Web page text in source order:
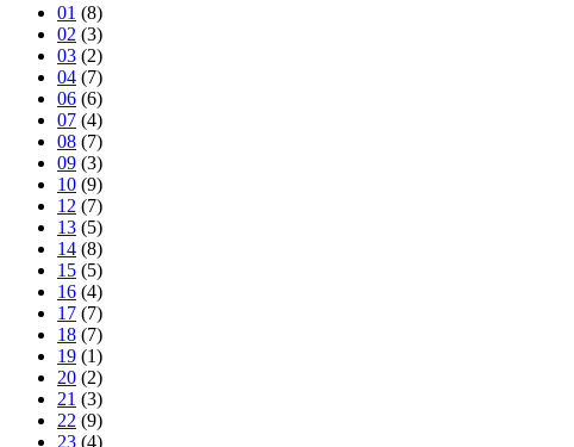
01 (8)
02 (3)
03 (2)
04 (7)
06 (6)
07 (4)
08 (7)
09 (3)
10 (9)
12 (7)
13 (5)
14 (8)
15 (5)
16 (4)
17 (7)
18 (7)
19 (1)
20 (2)
21 (3)
22 (9)
23 (4)